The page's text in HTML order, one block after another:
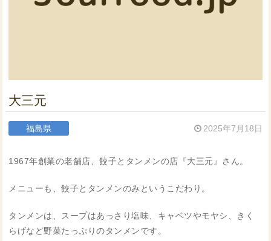
大三元
福島県 2025年7月18日
1967年創業の老舗店、餃子とタンメンの店『大三元』さん。
メニューも、餃子とタンメンのみというこだわり。
タンメンは、スープはあっさり塩味、キャベツやモヤシ、きく
らげなど野菜たっぷりのタンメンです。